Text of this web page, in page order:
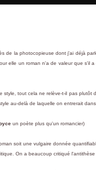
de la photocopieuse dont j'ai déjà
elle un roman n'a de valeur que s'il
style, tout cela ne relève-t-il pas plutôt
au-delà de laquelle on entrerait dans
un poète plus qu'un romancier)
soit une vulgaire donnée
On a beaucoup critiqué